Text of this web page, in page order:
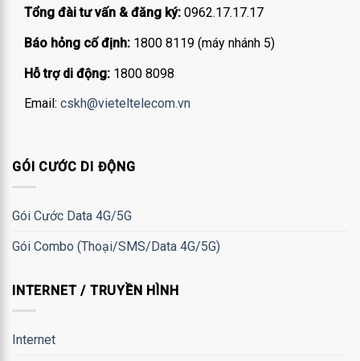
Tổng đài tư vấn & đăng ký: 0962.17.17.17
Báo hỏng cố định: 1800 8119 (máy nhánh 5)
Hỗ trợ di động: 1800 8098
Email: cskh@vieteltelecom.vn
GÓI CƯỚC DI ĐỘNG
Gói Cước Data 4G/5G
Gói Combo (Thoại/SMS/Data 4G/5G)
INTERNET / TRUYỀN HÌNH
Internet